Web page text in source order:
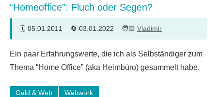
“Homeoffice”: Fluch oder Segen?
05.01.2011 03.01.2022 Vladimir
Kommentare
Ein paar Erfahrungswerte, die ich als Selbständiger zum
Thema “Home Office” (aka Heimbüro) gesammelt habe.
Geld & Web Webwork